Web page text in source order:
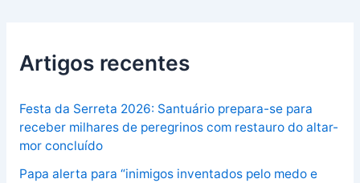
Artigos recentes
Festa da Serreta 2026: Santuário prepara-se para
receber milhares de peregrinos com restauro do altar-
mor concluído
Papa alerta para “inimigos inventados pelo medo e